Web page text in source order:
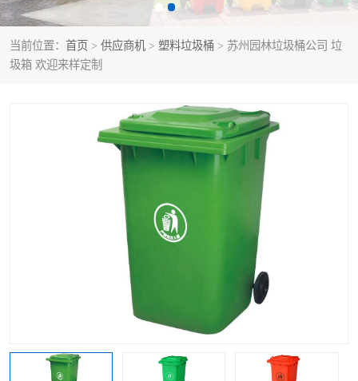
当前位置： 首页 > 供应商机 > 塑料垃圾桶 > 苏州园林垃圾桶公司 垃
圾箱 欢迎来样定制
垃圾分类房 塑料垃圾桶
防疫岗亭 吸烟岗亭